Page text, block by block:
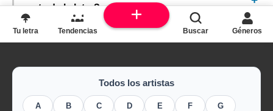
parte de la letra?
Todos los artistas
A B C D E F G
Tu letra Tendencias Buscar Géneros